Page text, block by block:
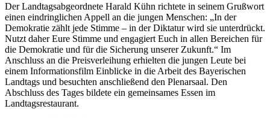
Der Landtagsabgeordnete Harald Kühn richtete in seinem Grußwort
einen eindringlichen Appell an die jungen Menschen: „In der
Demokratie zählt jede Stimme – in der Diktatur wird sie unterdrückt.
Nutzt daher Eure Stimme und engagiert Euch in allen Bereichen für
die Demokratie und für die Sicherung unserer Zukunft.“ Im
Anschluss an die Preisverleihung erhielten die jungen Leute bei
einem Informationsfilm Einblicke in die Arbeit des Bayerischen
Landtags und besuchten anschließend den Plenarsaal. Den
Abschluss des Tages bildete ein gemeinsames Essen im
Landtagsrestaurant.